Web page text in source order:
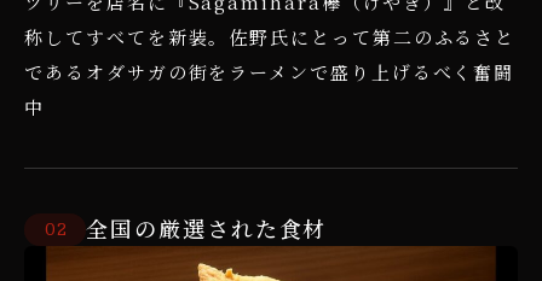
称してすべてを新装。佐野氏にとって第二のふるさと
であるオダサガの街をラーメンで盛り上げるべく奮闘
中
2 全国の厳選された食材